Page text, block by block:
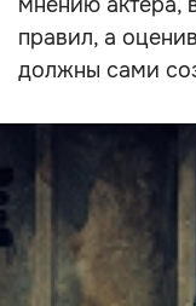
правил, а
должны сами